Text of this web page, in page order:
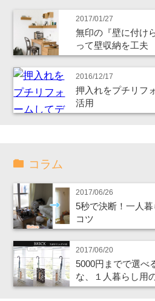
2017/01/27
無印の『壁に付け
って壁収納を工夫
2016/12/17
押入れをプチリフ
活用
コラム
2017/06/26
5秒で決断！一人
コツ
2017/06/20
5000円までで選べ
な、１人暮らし用